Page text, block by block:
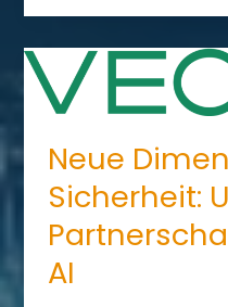
gegen
hybride
Cyberbedrohungen
Neue
Sicherheit:
AI